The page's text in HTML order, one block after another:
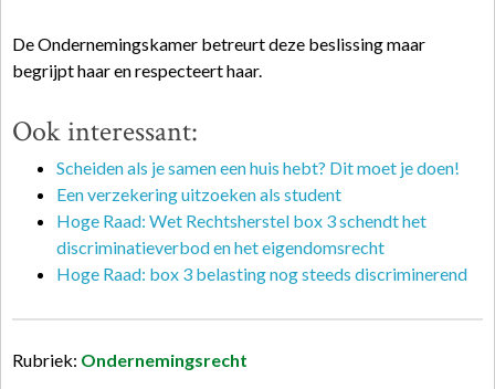
De Ondernemingskamer betreurt deze beslissing maar
begrijpt haar en respecteert haar.
Ook interessant:
Scheiden als je samen een huis hebt? Dit moet je doen!
Een verzekering uitzoeken als student
Hoge Raad: Wet Rechtsherstel box 3 schendt het
discriminatieverbod en het eigendomsrecht
Hoge Raad: box 3 belasting nog steeds discriminerend
Rubriek: Ondernemingsrecht